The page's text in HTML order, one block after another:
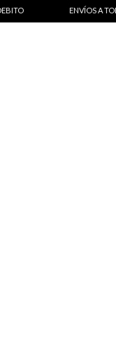
ENVÍOS A TODO EL PAÍS